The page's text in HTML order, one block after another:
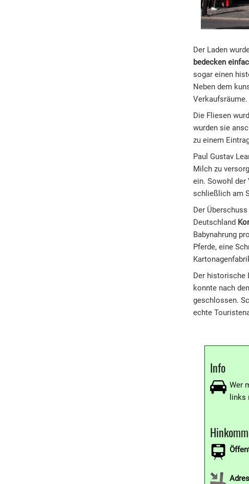
Der Laden
bedecken
sogar einen
Neben dem
Die Fliesen
wurden sie
zu einem
Paul Gustav
Milch zu
ein. Sowohl der
schließlich am
Der
Deutschland
Babynahrung
Pferde, eine
Der historische
konnte nach
geschlossen.
echte
Info
Wer
links